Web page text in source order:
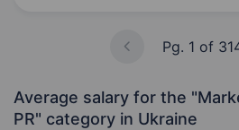
Pg. 1 of
Average salary for the
PR" category in Ukraine